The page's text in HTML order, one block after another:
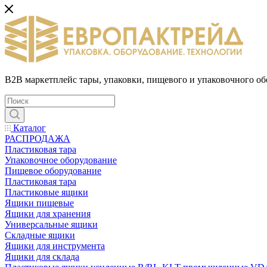
B2B маркетплейс тары, упаковки, пищевого и упаковочного
Каталог
РАСПРОДАЖА
Пластиковая тара
Упаковочное оборудование
Пищевое оборудование
Пластиковая тара
Пластиковые ящики
Ящики пищевые
Ящики для хранения
Универсальные ящики
Складные ящики
Ящики для инструмента
Ящики для склада